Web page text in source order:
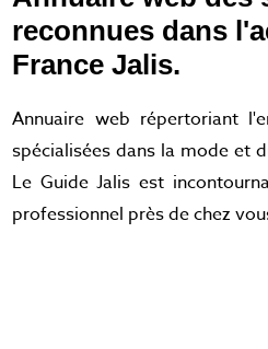
reconnues dans
France Jalis.
Annuaire web répertoriant
spécialisées dans la mode et
Le Guide Jalis est
professionnel près de chez